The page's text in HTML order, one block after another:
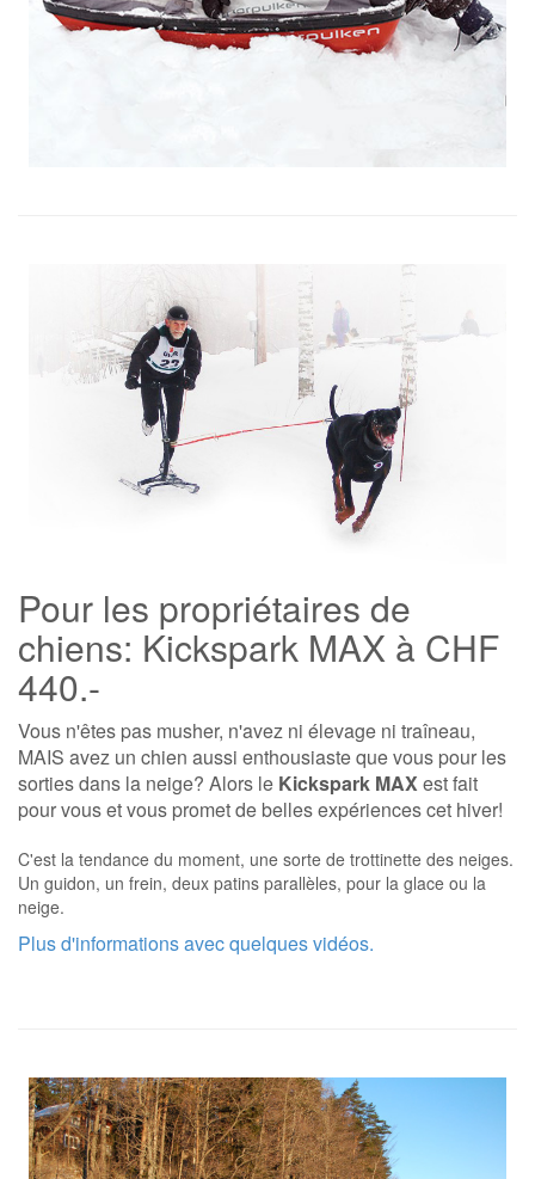
Pour les propriétaires de
chiens: Kickspark MAX à CHF
440.-
Vous n'êtes pas musher, n'avez ni élevage ni traîneau,
MAIS avez un chien aussi enthousiaste que vous pour les
sorties dans la neige? Alors le Kickspark MAXest fait
pour vous et vous promet de belles expériences cet hiver!
C'est la tendance du moment, une sorte de trottinette des neiges.
Un guidon, un frein, deux patins parallèles, pour la glace ou la
neige.
Plus d'informations avec quelques vidéos.